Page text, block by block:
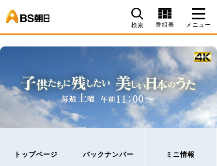
検索 番組表 メニュー
トップページ バックナンバー ミニ情報